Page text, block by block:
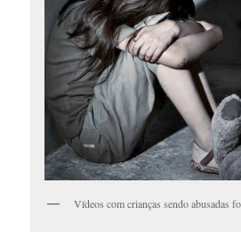
Vídeos com crianças sendo abusadas